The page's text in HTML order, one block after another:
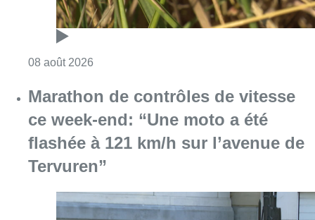
08 août 2026
Marathon de contrôles de vitesse
ce week-end: “Une moto a été
flashée à 121 km/h sur l’avenue de
Tervuren”